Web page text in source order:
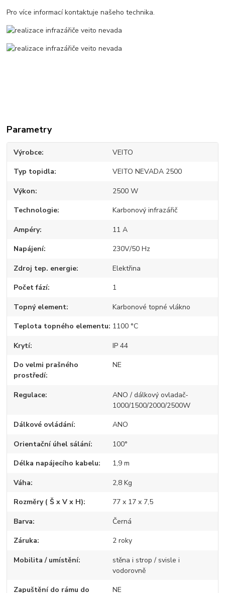
Pro více informací kontaktuje našeho technika.
Parametry
Výrobce VEITO
Typ topidla VEITO NEVADA 2500
Výkon 2500 W
Technologie Karbonový infrazářič
Ampéry 11 A
Napájení 230V/50 Hz
Zdroj tep. energie Elektřina
Počet fází 1
Topný element Karbonové topné vlákno
Teplota topného elementu 1100 °C
Krytí IP 44
Do velmi prašného
prostředí
NE
Regulace
ANO / dálkový ovladač-
1000/1500/2000/2500W
Dálkové ovládání ANO
Orientační úhel sálání 100°
Délka napájecího kabelu 1,9 m
Váha 2,8 Kg
Rozměry ( Š x V x H) 77 x 17 x 7,5
Barva Černá
Záruka 2 roky
Mobilita / umístění
stěna i strop / svisle i
vodorovně
Zapuštění do rámu do NE